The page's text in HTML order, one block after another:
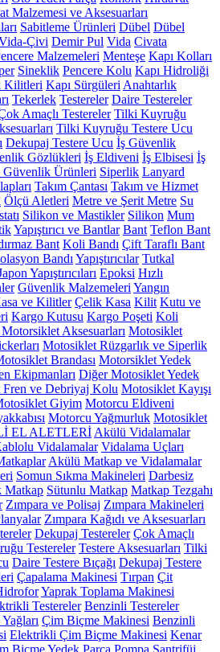
Malzemesi ve Aksesuarları
Sabitleme Ürünleri Dübel Dübel
Çivi Demir Pul Vida Civata
Malzemeleri Menteşe Kapı Kolları
Sineklik Pencere Kolu Kapı Hidroliği
Kilitleri Kapı Sürgüleri Anahtarlık
Tekerlek Testereler Daire Testereler
Amaçlı Testereler Tilki Kuyruğu
Tilki Kuyruğu Testere Ucu
Dekupaj Testere Ucu İş Güvenlik
Gözlükleri İş Eldiveni İş Elbisesi İş
Güvenlik Ürünleri Siperlik Lanyard
Takım Çantası Takım ve Hizmet
Ölçü Aletleri Metre ve Şerit Metre Su
Silikon ve Mastikler Silikon Mum
Yapıştırıcı ve Bantlar Bant Teflon Bant
Bant Koli Bandı Çift Taraflı Bant
Bandı Yapıştırıcılar Tutkal
Yapıştırıcıları Epoksi Hızlı
Güvenlik Malzemeleri Yangın
ve Kilitler Çelik Kasa Kilit Kutu ve
Kargo Kutusu Kargo Poşeti Koli
Motorsiklet Aksesuarları Motosiklet
Motosiklet Rüzgarlık ve Siperlik
Brandası Motorsiklet Yedek
Ekipmanları Diğer Motosiklet Yedek
ve Debriyaj Kolu Motosiklet Kayışı
Giyim Motorcu Eldiveni
Motorcu Yağmurluk Motosiklet
EL ALETLERİ Akülü Vidalamalar
Vidalamalar Vidalama Uçları
Akülü Matkap ve Vidalamalar
Somun Sıkma Makineleri Darbesiz
Matkap Sütunlu Matkap Matkap Tezgahı
Zımpara ve Polisaj Zımpara Makineleri
Zımpara Kağıdı ve Aksesuarları
Dekupaj Testereler Çok Amaçlı
Testereler Testere Aksesuarları Tilki
Daire Testere Bıçağı Dekupaj Testere
Çapalama Makinesi Tırpan Çit
Yaprak Toplama Makinesi
Testereler Benzinli Testereler
Çim Biçme Makinesi Benzinli
Elektrikli Çim Biçme Makinesi Kenar
Biçme Yedek Parça Pompa Santrifüj